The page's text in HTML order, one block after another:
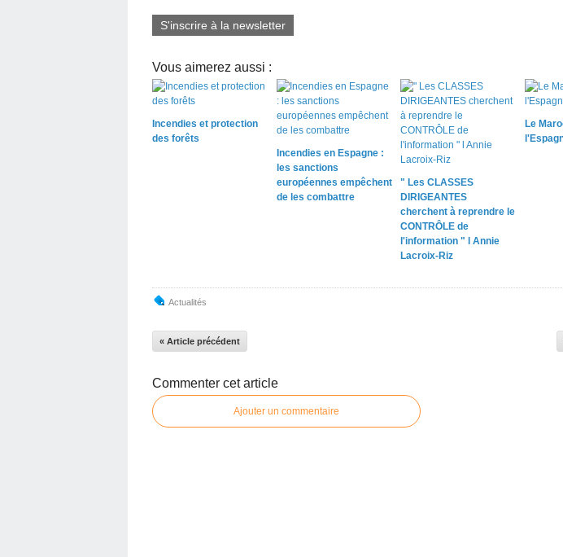
S'inscrire à la newsletter
Vous aimerez aussi :
Incendies et protection
des forêts
Incendies en Espagne :
les sanctions
européennes empêchent
de les combattre
" Les CLASSES
DIRIGEANTES
cherchent à reprendre le
CONTRÔLE de
l'information " l Annie
Lacroix-Riz
Le
Actualités
« Article précédent
Commenter cet article
Ajouter un commentaire